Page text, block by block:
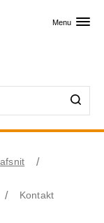
Menu
Kontakt